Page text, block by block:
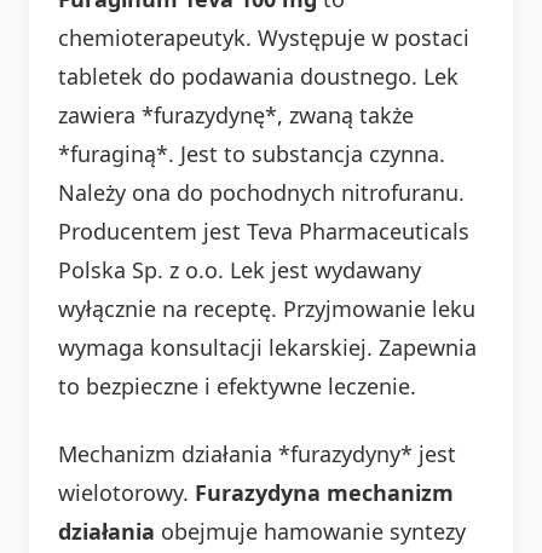
chemioterapeutyk. Występuje w postaci
tabletek do podawania doustnego. Lek
zawiera *furazydynę*, zwaną także
*furaginą*. Jest to substancja czynna.
Należy ona do pochodnych nitrofuranu.
Producentem jest Teva Pharmaceuticals
Polska Sp. z o.o. Lek jest wydawany
wyłącznie na receptę. Przyjmowanie leku
wymaga konsultacji lekarskiej. Zapewnia
to bezpieczne i efektywne leczenie.
Mechanizm działania *furazydyny* jest
wielotorowy. Furazydyna mechanizm
działania obejmuje hamowanie syntezy